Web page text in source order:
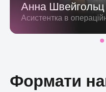
Анна Швейгольц
Асистентка в
Формати